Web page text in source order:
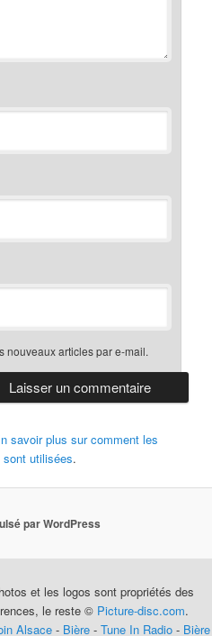
nouveaux articles par e-mail.
savoir plus sur comment les
utilisées.
par WordPress
et les logos sont propriétés des
le reste © Picture-disc.com.
Alsace- Bière- Tune In Radio - Bière